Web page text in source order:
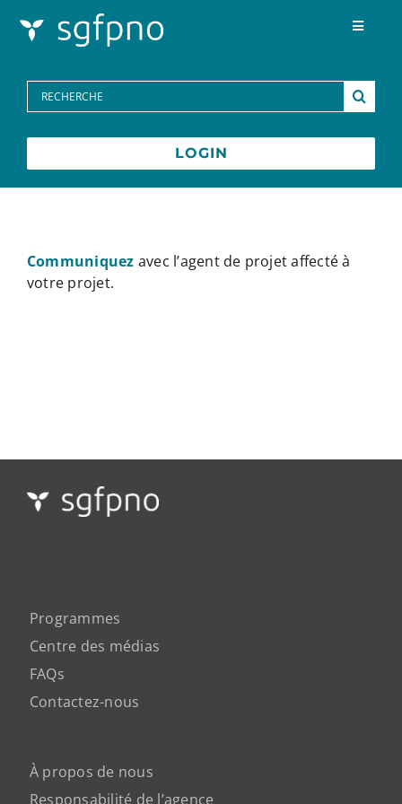
Toggle
FAQs
Search
for:
LOGIN
Communiquez avec l’agent de projet affecté à
votre projet.
Programmes
Centre des médias
FAQs
Contactez-nous
À propos de nous
Responsabilité de l’agence